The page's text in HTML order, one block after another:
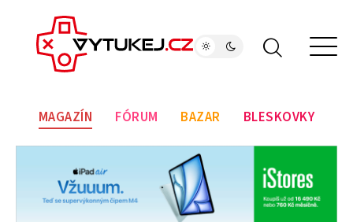
MAGAZÍN FÓRUM BAZAR BLESKOVKY